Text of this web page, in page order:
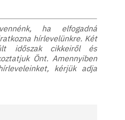
ha elfogadná
hírlevelünkre. Két
időszak cikkeiről és
Önt. Amennyiben
kérjük adja